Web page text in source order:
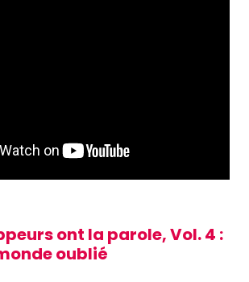
ont la parole, Vol. 4 :
oublié